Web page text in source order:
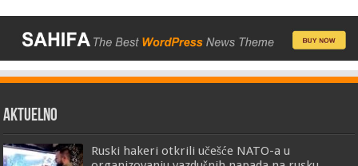
AKTUELNO
Ruski hakeri otkrili učešće NATO-a u